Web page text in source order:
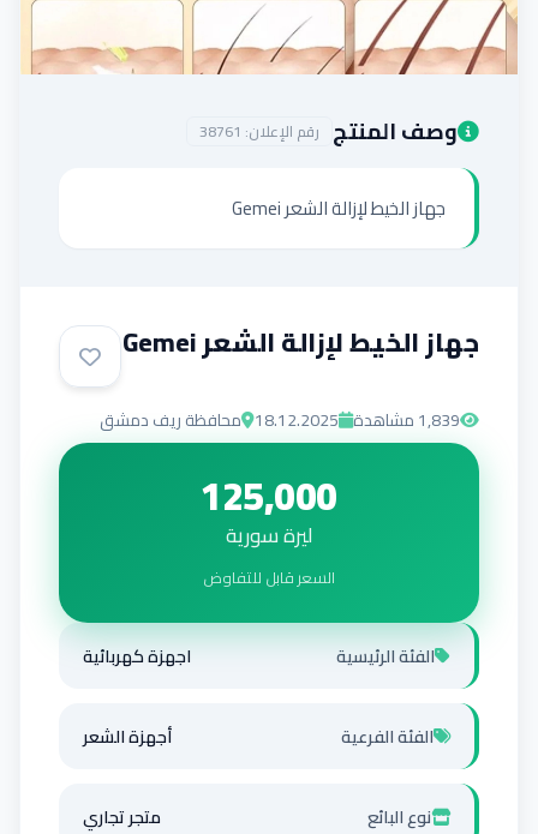
إضافة إعلان
وصف المنتج رقم الإعلان: 38761
جهاز الخيط لإزالة الشعر Gemei
جهاز الخيط لإزالة الشعر Gemei
1,839مشاهدة 18.12.2025 محافظة ريف دمشق
125,000
ليرة سورية
السعر قابل للتفاوض
الفئة الرئيسية اجهزة كهربائية
الفئة الفرعية أجهزة الشعر
نوع البائع متجر تجاري